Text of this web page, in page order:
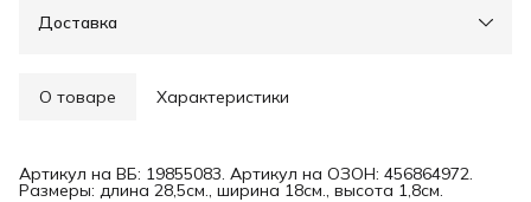
Доставка
О товаре Характеристики
Артикул на ВБ: 19855083. Артикул на ОЗОН: 456864972.
Размеры: длина 28,5см., ширина 18см., высота 1,8см.